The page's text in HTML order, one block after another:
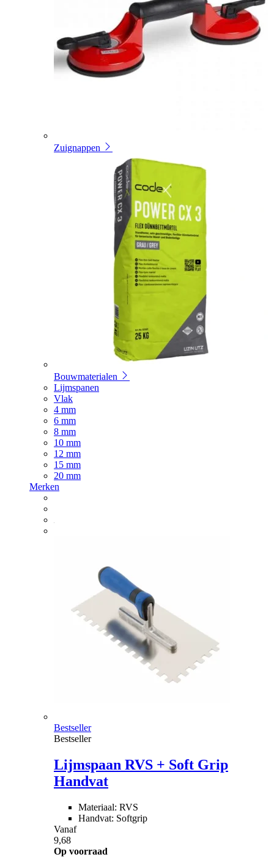
Zuignappen
Bouwmaterialen
Lijmspanen
Vlak
4 mm
6 mm
8 mm
10 mm
12 mm
15 mm
20 mm
Merken
Bestseller
Bestseller
Lijmspaan RVS + Soft Grip
Handvat
Materiaal: RVS
Handvat: Softgrip
Vanaf
9,68
Op voorraad